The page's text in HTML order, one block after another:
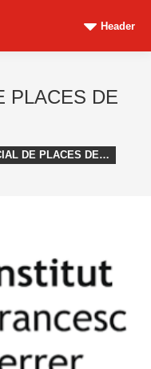
Header
PLACES DE
DE PLACES DE…